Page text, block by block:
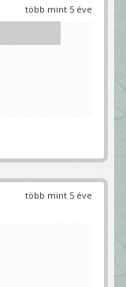
több mint 5 éve
több mint 5 éve